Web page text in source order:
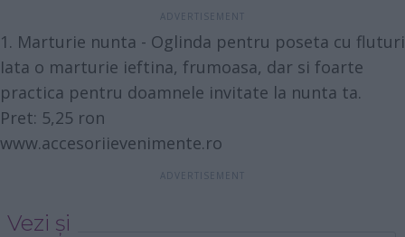
1. Marturie nunta - Oglinda pentru poseta cu fluturi
Iata o marturie ieftina, frumoasa, dar si foarte
practica pentru doamnele invitate la nunta ta.
Pret: 5,25 ron
www.accesoriievenimente.ro
Vezi și